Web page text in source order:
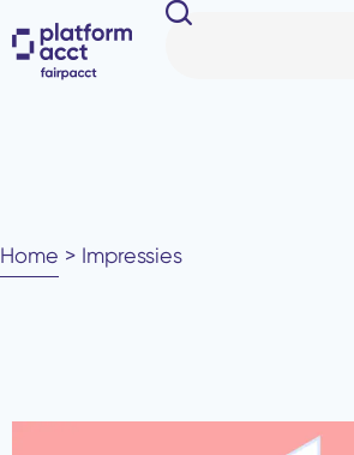
Home > Impressies